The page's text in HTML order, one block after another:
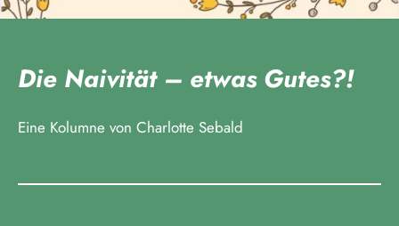
Die Naivität – etwas Gutes?!
Eine Kolumne von Charlotte Sebald